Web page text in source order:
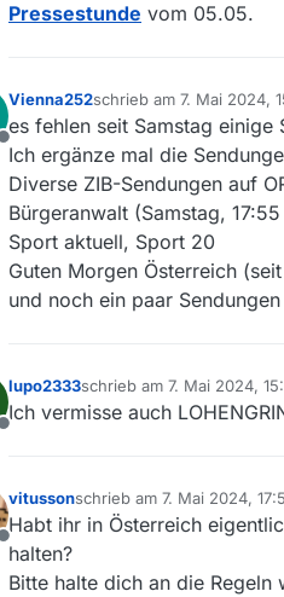
Pressestunde vom 05.05.
Offline
Vienna252schrieb am 7. Mai 2024,
zuletzt editiert von
es fehlen seit Samstag einige
Ich ergänze mal die
Diverse ZIB-Sendungen auf
Bürgeranwalt (Samstag,
Sport aktuell, Sport 20
Guten Morgen Österreich
und noch ein paar
Offline
lupo2333schrieb am 7. Mai 2024,
zuletzt editiert von
Ich vermisse auch
Offline
vitussonschrieb am 7. Mai 2024,
zuletzt editiert von
Habt ihr in Österreich
halten?
Bitte halte dich an die Regeln